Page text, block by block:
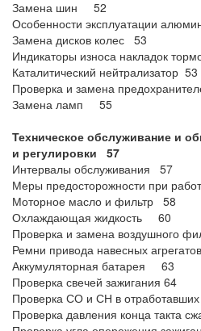
Замена шин 52
Особенности эксплуатации
Замена дисков колес 53
Индикаторы износа накладок
Каталитический нейтрализатор 53
Проверка и замена
Замена ламп 55
Техническое обслуживание и
и регулировки 57
Интервалы обслуживания 57
Меры предосторожности при
Моторное масло и фильтр 58
Охлаждающая жидкость 60
Проверка и замена воздушного
Ремни привода навесных
Аккумуляторная батарея 63
Проверка свечей зажигания 64
Проверка СО и СН в
Проверка давления конца такта